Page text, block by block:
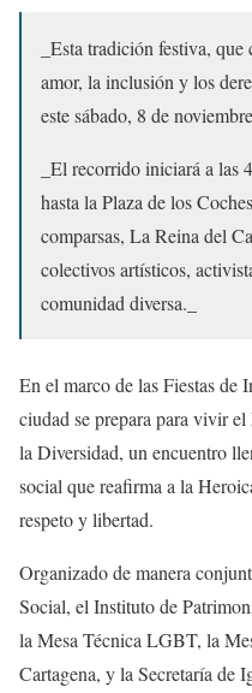
_Esta tradición festiva,
amor, la inclusión y los
este sábado, 8 de
_El recorrido iniciará a las
hasta la Plaza de los
comparsas, La Reina del
colectivos artísticos,
comunidad diversa._
En el marco de las Fiestas de
ciudad se prepara para vivir
la Diversidad, un encuentro
social que reafirma a la
respeto y libertad.
Organizado de manera
Social, el Instituto de
la Mesa Técnica LGBT, la
Cartagena, y la Secretaría de